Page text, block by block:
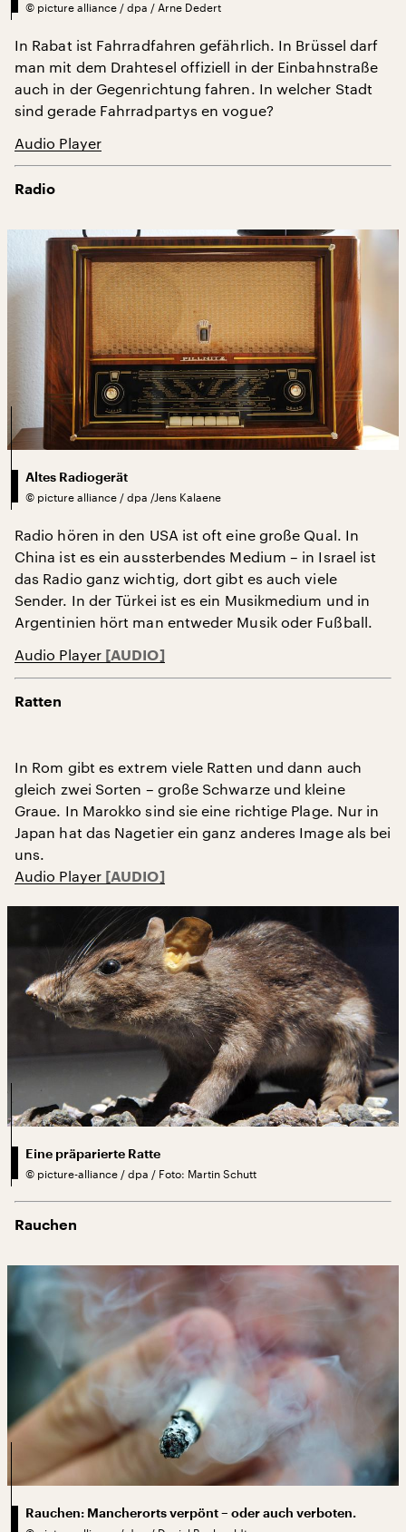
© picture alliance / dpa / Arne Dedert
In Rabat ist Fahrradfahren gefährlich. In Brüssel darf
man mit dem Drahtesel offiziell in der Einbahnstraße
auch in der Gegenrichtung fahren. In welcher Stadt
sind gerade Fahrradpartys en vogue?
Audio Player
Radio
Altes Radiogerät
© picture alliance / dpa /Jens Kalaene
Radio hören in den USA ist oft eine große Qual. In
China ist es ein aussterbendes Medium – in Israel ist
das Radio ganz wichtig, dort gibt es auch viele
Sender. In der Türkei ist es ein Musikmedium und in
Argentinien hört man entweder Musik oder Fußball.
Audio Player
Ratten
In Rom gibt es extrem viele Ratten und dann auch
gleich zwei Sorten – große Schwarze und kleine
Graue. In Marokko sind sie eine richtige Plage. Nur in
Japan hat das Nagetier ein ganz anderes Image als bei
uns.
Audio Player
Eine präparierte Ratte
© picture-alliance / dpa / Foto: Martin Schutt
Rauchen
Rauchen: Mancherorts verpönt – oder auch verboten.